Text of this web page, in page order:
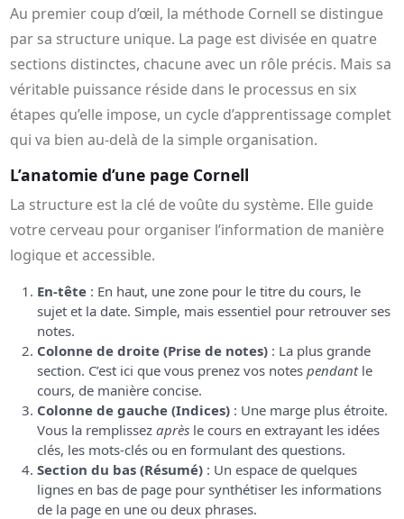
Au premier coup d’œil, la méthode Cornell se distingue
par sa structure unique. La page est divisée en quatre
sections distinctes, chacune avec un rôle précis. Mais sa
véritable puissance réside dans le processus en six
étapes qu’elle impose, un cycle d’apprentissage complet
qui va bien au-delà de la simple organisation.
L’anatomie d’une page Cornell
La structure est la clé de voûte du système. Elle guide
votre cerveau pour organiser l’information de manière
logique et accessible.
En-tête : En haut, une zone pour le titre du cours, le
sujet et la date. Simple, mais essentiel pour retrouver ses
notes.
Colonne de droite (Prise de notes) : La plus grande
section. C’est ici que vous prenez vos notespendantle
cours, de manière concise.
Colonne de gauche (Indices) : Une marge plus étroite.
Vous la remplissezaprès le cours en extrayant les idées
clés, les mots-clés ou en formulant des questions.
Section du bas (Résumé) : Un espace de quelques
lignes en bas de page pour synthétiser les informations
de la page en une ou deux phrases.